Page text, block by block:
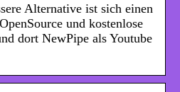
Alternative ist sich einen
und kostenlose
dort NewPipe als Youtube